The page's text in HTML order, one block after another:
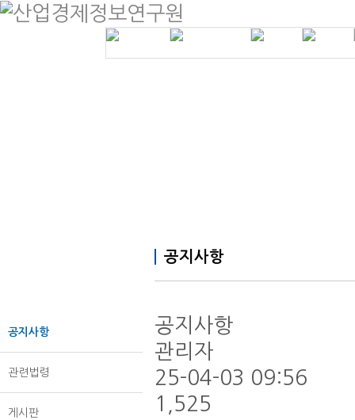
공지사항
관련법령
게시판
공지사항
공지사항
관리자
25-04-03 09:56
1,525